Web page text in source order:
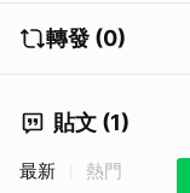
轉發 (0)
貼文 (1)
最新 熱門